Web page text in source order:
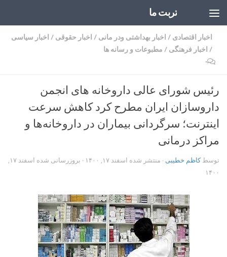
تربت ما
اخبار اقتصادی / اخبار بهداشتی ودر مانی / اخبار حقوقی / اخبار سیاسی
/ اخبار فرهنگی / مطبوعات و رسانه ها
۰
رئیس شورای عالی داروخانه های انجمن
داروسازان ایران مطرح کرد کاهش سرعت
اینترنت؛ سرگردانی بیماران در داروخانه‌ها و
مراکز درمانی
توسطکاظم خطیبی · منتشر شده اسفند ۱۷, ۱۴۰۰ · بروزرسانی شده
اسفند ۱۷,
۱۴۰۰